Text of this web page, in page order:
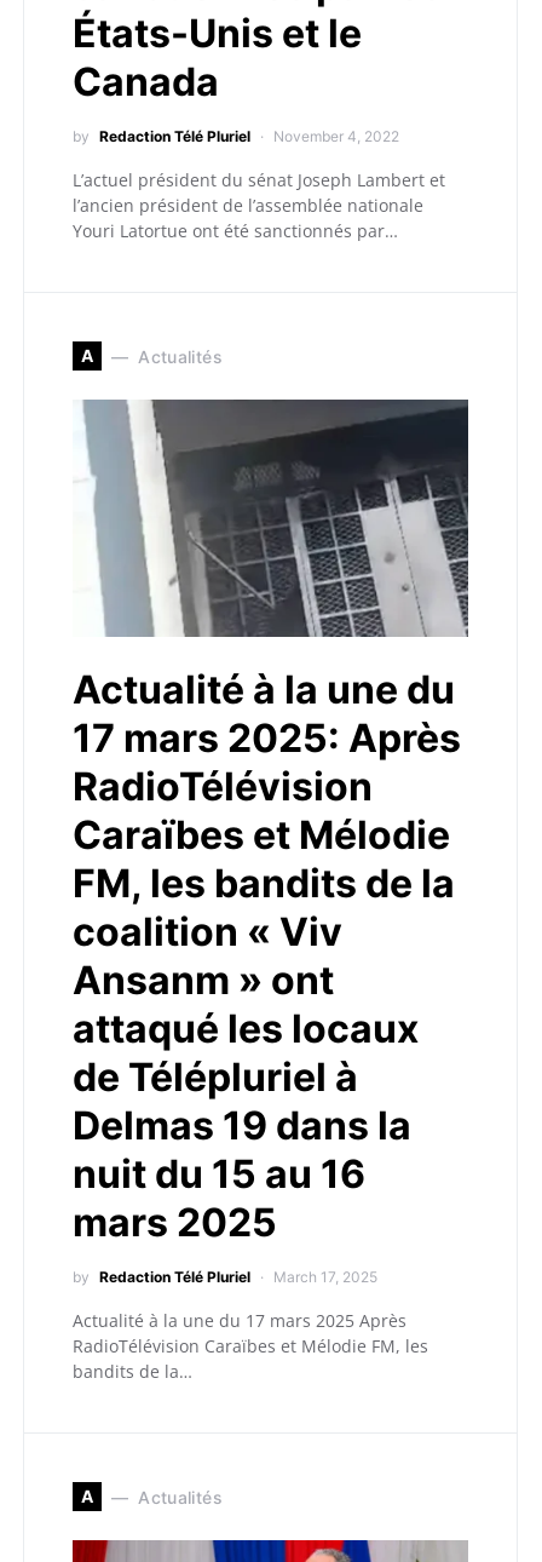
États-Unis et le
Canada
by Redaction Télé Pluriel November 4, 2022
L’actuel président du sénat Joseph Lambert et
l’ancien président de l’assemblée nationale
Youri Latortue ont été sanctionnés par…
A Actualités
Actualité à la une du
17 mars 2025: Après
RadioTélévision
Caraïbes et Mélodie
FM, les bandits de la
coalition « Viv
Ansanm » ont
attaqué les locaux
de Télépluriel à
Delmas 19 dans la
nuit du 15 au 16
mars 2025
by Redaction Télé Pluriel March 17, 2025
Actualité à la une du 17 mars 2025 Après
RadioTélévision Caraïbes et Mélodie FM, les
bandits de la…
A Actualités